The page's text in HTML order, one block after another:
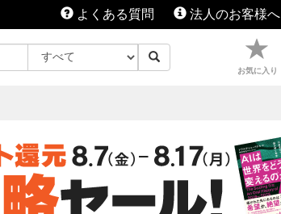
よくある質問 法人のお客様へ
お気に入り